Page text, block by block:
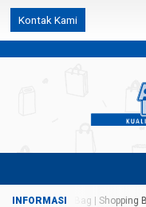
Kontak Kami
Kertas | Paper Bag | Shopping